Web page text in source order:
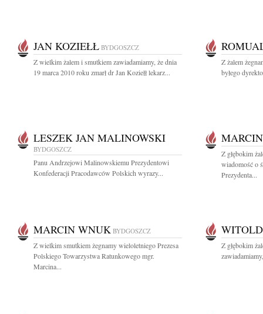
JAN KOZIEŁŁ BYDGOSZCZ
Z wielkim żalem i smutkiem zawiadamiamy, że dnia
19 marca 2010 roku zmarł dr Jan Koziełł lekarz...
Z żalem
byłego
LESZEK JAN MALINOWSKI
BYDGOSZCZ
Panu Andrzejowi Malinowskiemu Prezydentowi
Konfederacji Pracodawców Polskich wyrazy...
Z głębokim
wiadomość o
Prezydenta...
MARCIN WNUK BYDGOSZCZ
Z wielkim smutkiem żegnamy wieloletniego Prezesa
Polskiego Towarzystwa Ratunkowego mgr.
Marcina...
Z głębokim